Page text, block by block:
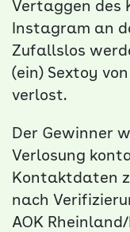
Vertaggen des
Instagram an
Zufallslos
(ein) Sextoy
verlost.
Der Gewinner
Verlosung
Kontaktdaten
nach
AOK